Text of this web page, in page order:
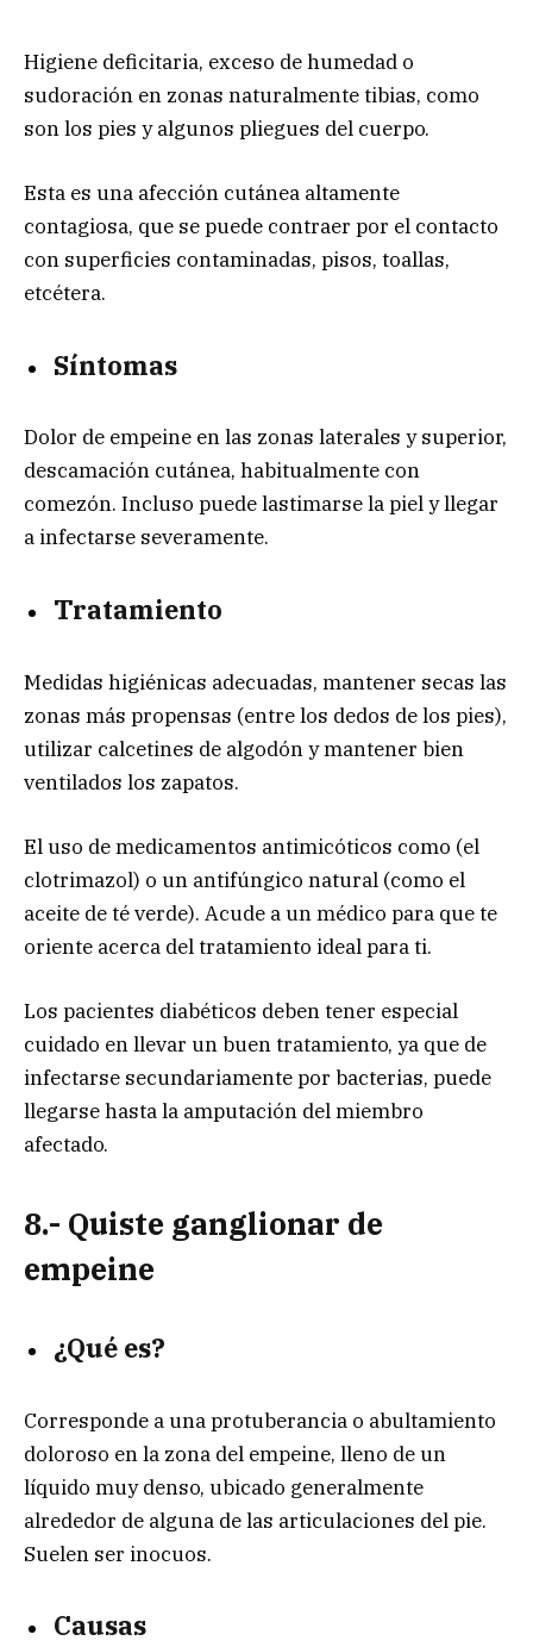
Higiene deficitaria, exceso de humedad o
sudoración en zonas naturalmente tibias, como
son los pies y algunos pliegues del cuerpo.
Esta es una afección cutánea altamente
contagiosa, que se puede contraer por el contacto
con superficies contaminadas, pisos, toallas,
etcétera.
Síntomas
Dolor de empeine en las zonas laterales y superior,
descamación cutánea, habitualmente con
comezón. Incluso puede lastimarse la piel y llegar
a infectarse severamente.
Tratamiento
Medidas higiénicas adecuadas, mantener secas las
zonas más propensas (entre los dedos de los pies),
utilizar calcetines de algodón y mantener bien
ventilados los zapatos.
El uso de medicamentos antimicóticos como (el
clotrimazol) o un antifúngico natural (como el
aceite de té verde). Acude a un médico para que te
oriente acerca del tratamiento ideal para ti.
Los pacientes diabéticos deben tener especial
cuidado en llevar un buen tratamiento, ya que de
infectarse secundariamente por bacterias, puede
llegarse hasta la amputación del miembro
afectado.
8.- Quiste ganglionar de
empeine
¿Qué es?
Corresponde a una protuberancia o abultamiento
doloroso en la zona del empeine, lleno de un
líquido muy denso, ubicado generalmente
alrededor de alguna de las articulaciones del pie.
Suelen ser inocuos.
Causas